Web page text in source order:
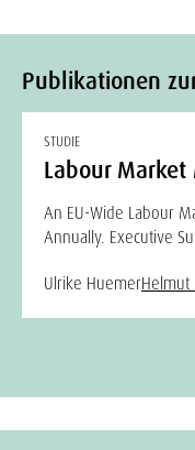
Publikationen
STUDIE
Labour
An EU-Wide Labour
Annually. Executive
Ulrike HuemerHelmut